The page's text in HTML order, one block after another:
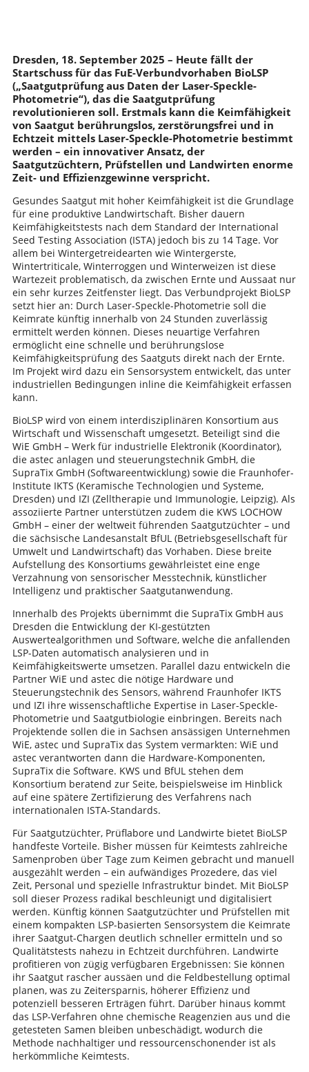
Dresden, 18. September 2025 – Heute fällt der
Startschuss für das FuE-Verbundvorhaben BioLSP
(„Saatgutprüfung aus Daten der Laser-Speckle-
Photometrie“), das die Saatgutprüfung
revolutionieren soll. Erstmals kann die Keimfähigkeit
von Saatgut berührungslos, zerstörungsfrei und in
Echtzeit mittels Laser-Speckle-Photometrie bestimmt
werden – ein innovativer Ansatz, der
Saatgutzüchtern, Prüfstellen und Landwirten enorme
Zeit- und Effizienzgewinne verspricht.
Gesundes Saatgut mit hoher Keimfähigkeit ist die Grundlage
für eine produktive Landwirtschaft. Bisher dauern
Keimfähigkeitstests nach dem Standard der International
Seed Testing Association (ISTA) jedoch bis zu 14 Tage. Vor
allem bei Wintergetreidearten wie Wintergerste,
Wintertriticale, Winterroggen und Winterweizen ist diese
Wartezeit problematisch, da zwischen Ernte und Aussaat nur
ein sehr kurzes Zeitfenster liegt. Das Verbundprojekt BioLSP
setzt hier an: Durch Laser-Speckle-Photometrie soll die
Keimrate künftig innerhalb von 24 Stunden zuverlässig
ermittelt werden können. Dieses neuartige Verfahren
ermöglicht eine schnelle und berührungslose
Keimfähigkeitsprüfung des Saatguts direkt nach der Ernte.
Im Projekt wird dazu ein Sensorsystem entwickelt, das unter
industriellen Bedingungen inline die Keimfähigkeit erfassen
kann.
BioLSP wird von einem interdisziplinären Konsortium aus
Wirtschaft und Wissenschaft umgesetzt. Beteiligt sind die
WiE GmbH – Werk für industrielle Elektronik (Koordinator),
die astec anlagen und steuerungstechnik GmbH, die
SupraTix GmbH (Softwareentwicklung) sowie die Fraunhofer-
Institute IKTS (Keramische Technologien und Systeme,
Dresden) und IZI (Zelltherapie und Immunologie, Leipzig). Als
assoziierte Partner unterstützen zudem die KWS LOCHOW
GmbH – einer der weltweit führenden Saatgutzüchter – und
die sächsische Landesanstalt BfUL (Betriebsgesellschaft für
Umwelt und Landwirtschaft) das Vorhaben. Diese breite
Aufstellung des Konsortiums gewährleistet eine enge
Verzahnung von sensorischer Messtechnik, künstlicher
Intelligenz und praktischer Saatgutanwendung.
Innerhalb des Projekts übernimmt die SupraTix GmbH aus
Dresden die Entwicklung der KI-gestützten
Auswertealgorithmen und Software, welche die anfallenden
LSP-Daten automatisch analysieren und in
Keimfähigkeitswerte umsetzen. Parallel dazu entwickeln die
Partner WiE und astec die nötige Hardware und
Steuerungstechnik des Sensors, während Fraunhofer IKTS
und IZI ihre wissenschaftliche Expertise in Laser-Speckle-
Photometrie und Saatgutbiologie einbringen. Bereits nach
Projektende sollen die in Sachsen ansässigen Unternehmen
WiE, astec und SupraTix das System vermarkten: WiE und
astec verantworten dann die Hardware-Komponenten,
SupraTix die Software. KWS und BfUL stehen dem
Konsortium beratend zur Seite, beispielsweise im Hinblick
auf eine spätere Zertifizierung des Verfahrens nach
internationalen ISTA-Standards.
Für Saatgutzüchter, Prüflabore und Landwirte bietet BioLSP
handfeste Vorteile. Bisher müssen für Keimtests zahlreiche
Samenproben über Tage zum Keimen gebracht und manuell
ausgezählt werden – ein aufwändiges Prozedere, das viel
Zeit, Personal und spezielle Infrastruktur bindet. Mit BioLSP
soll dieser Prozess radikal beschleunigt und digitalisiert
werden. Künftig können Saatgutzüchter und Prüfstellen mit
einem kompakten LSP-basierten Sensorsystem die Keimrate
ihrer Saatgut-Chargen deutlich schneller ermitteln und so
Qualitätstests nahezu in Echtzeit durchführen. Landwirte
profitieren von zügig verfügbaren Ergebnissen: Sie können
ihr Saatgut rascher aussäen und die Feldbestellung optimal
planen, was zu Zeitersparnis, höherer Effizienz und
potenziell besseren Erträgen führt. Darüber hinaus kommt
das LSP-Verfahren ohne chemische Reagenzien aus und die
getesteten Samen bleiben unbeschädigt, wodurch die
Methode nachhaltiger und ressourcenschonender ist als
herkömmliche Keimtests.